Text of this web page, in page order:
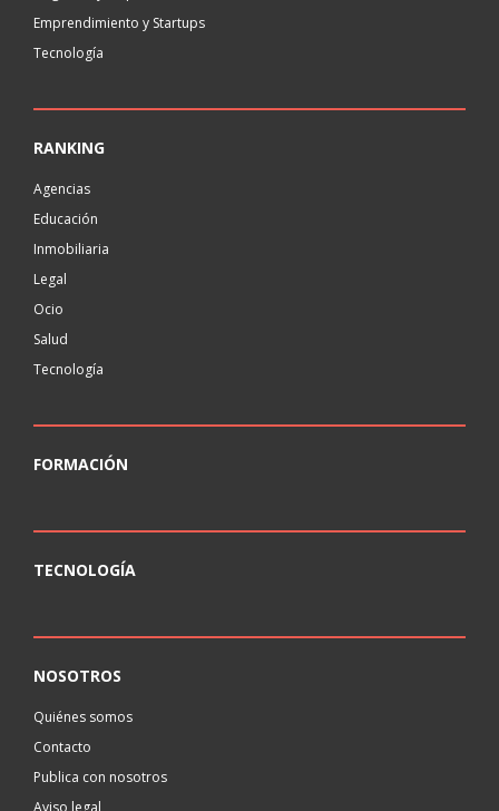
Emprendimiento y Startups
Tecnología
RANKING
Agencias
Educación
Inmobiliaria
Legal
Ocio
Salud
Tecnología
FORMACIÓN
TECNOLOGÍA
NOSOTROS
Quiénes somos
Contacto
Publica con nosotros
Aviso legal